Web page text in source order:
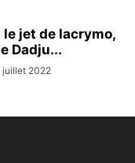
le jet de lacrymo,
Dadju...
juillet 2022